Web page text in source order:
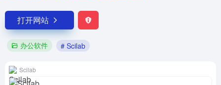
打开网站
办公软件 # Scilab
Scilab